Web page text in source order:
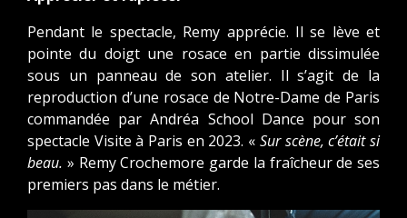
Pendant le spectacle, Remy apprécie. Il se lève et
pointe du doigt une rosace en partie dissimulée
sous un panneau de son atelier. Il s’agit de la
reproduction d’une rosace de Notre-Dame de Paris
commandée par Andréa School Dance pour son
spectacle Visite à Paris en 2023. « Sur scène, c’était si
beau. » Remy Crochemore garde la fraîcheur de ses
premiers pas dans le métier.